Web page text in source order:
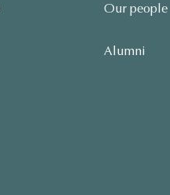
Our people
Alumni